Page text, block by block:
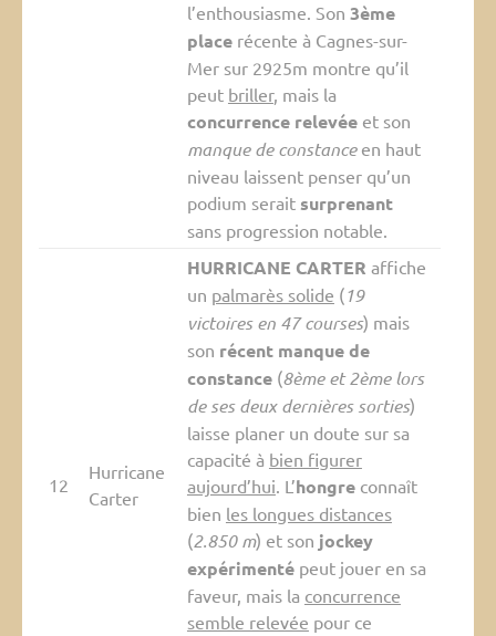
l’enthousiasme. Son 3ème
placerécente à Cagnes-sur-
Mer sur 2925m montre qu’il
peut briller, mais la
concurrence relevéeet son
manque de constanceen haut
niveau laissent penser qu’un
podium serait surprenant
sans progression notable.
12
Hurricane
Carter
HURRICANE CARTER affiche
un palmarès solide (19
victoires en 47 courses) mais
son récent manque de
constance(8ème et 2ème lors
de ses deux dernières sorties)
laisse planer un doute sur sa
capacité à bien figurer
aujourd’hui. L’hongreconnaît
bien les longues distances
(2.850 m) et son jockey
expérimentépeut jouer en sa
faveur, mais la concurrence
semble relevée pour ce